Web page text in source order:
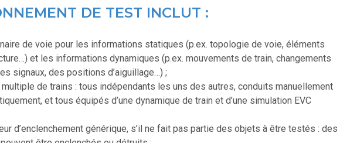
DE TEST INCLUT :
de voie pour les informations statiques (p.ex. topologie de voie, éléments
et les informations dynamiques (p.ex. mouvements de train, changements
signaux, des positions d’aiguillage…) ;
de trains : tous indépendants les uns des autres, conduits manuellement
et tous équipés d’une dynamique de train et d’une simulation EVC
d’enclenchement générique, s’il ne fait pas partie des objets à être testés : des